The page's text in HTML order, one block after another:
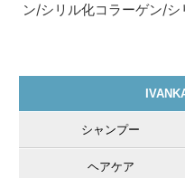
ン/シリル化コラーゲン/
シャンプー
ヘアケア